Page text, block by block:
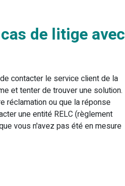
de litige avec
contacter le service client de la
et tenter de trouver une solution.
réclamation ou que la réponse
une entité RELC (règlement
vous n'avez pas été en mesure